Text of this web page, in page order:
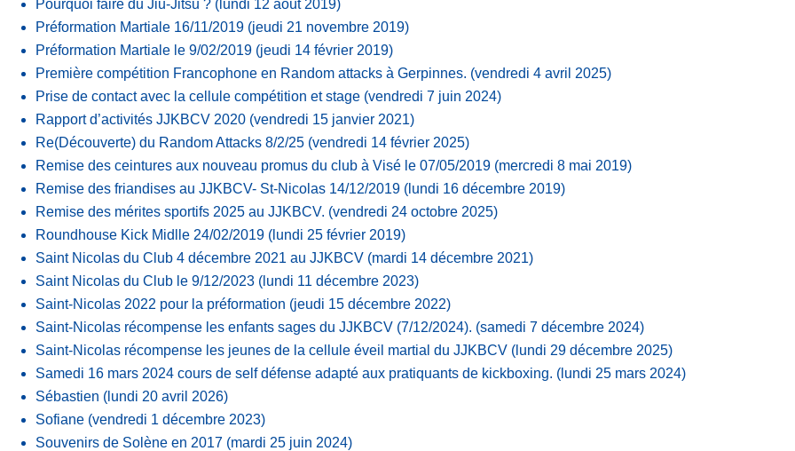
Pourquoi faire du Jiu-Jitsu ? (lundi 12 août 2019)
Préformation Martiale 16/11/2019 (jeudi 21 novembre 2019)
Préformation Martiale le 9/02/2019 (jeudi 14 février 2019)
Première compétition Francophone en Random attacks à Gerpinnes. (vendredi 4 avril 2025)
Prise de contact avec la cellule compétition et stage (vendredi 7 juin 2024)
Rapport d’activités JJKBCV 2020 (vendredi 15 janvier 2021)
Re(Découverte) du Random Attacks 8/2/25 (vendredi 14 février 2025)
Remise des ceintures aux nouveau promus du club à Visé le 07/05/2019 (mercredi 8 mai 2019)
Remise des friandises au JJKBCV- St-Nicolas 14/12/2019 (lundi 16 décembre 2019)
Remise des mérites sportifs 2025 au JJKBCV. (vendredi 24 octobre 2025)
Roundhouse Kick Midlle 24/02/2019 (lundi 25 février 2019)
Saint Nicolas du Club 4 décembre 2021 au JJKBCV (mardi 14 décembre 2021)
Saint Nicolas du Club le 9/12/2023 (lundi 11 décembre 2023)
Saint-Nicolas 2022 pour la préformation (jeudi 15 décembre 2022)
Saint-Nicolas récompense les enfants sages du JJKBCV (7/12/2024). (samedi 7 décembre 2024)
Saint-Nicolas récompense les jeunes de la cellule éveil martial du JJKBCV (lundi 29 décembre 2025)
Samedi 16 mars 2024 cours de self défense adapté aux pratiquants de kickboxing. (lundi 25 mars 2024)
Sébastien (lundi 20 avril 2026)
Sofiane (vendredi 1 décembre 2023)
Souvenirs de Solène en 2017 (mardi 25 juin 2024)